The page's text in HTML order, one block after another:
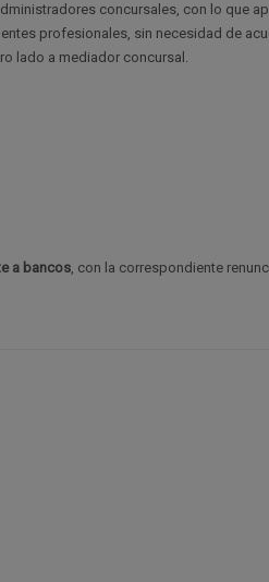
concursales, con lo que
profesionales, sin necesidad de
lado a mediador concursal.
a bancos, con la correspondiente